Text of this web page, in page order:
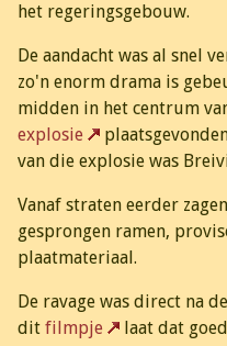
het regeringsgebouw.
De aandacht was al snel
zo'n enorm drama is
midden in het centrum
explosie
van die explosie was
Vanaf straten eerder
gesprongen ramen,
plaatmateriaal.
De ravage was direct na
dit filmpje laat dat